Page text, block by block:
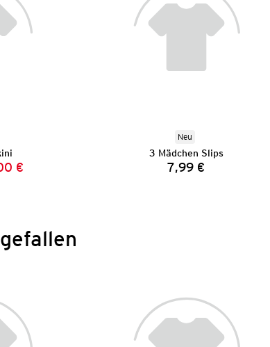
Preis:
Preis:
€
Neu
3 Mädchen Slips
Preis:
7,99 €